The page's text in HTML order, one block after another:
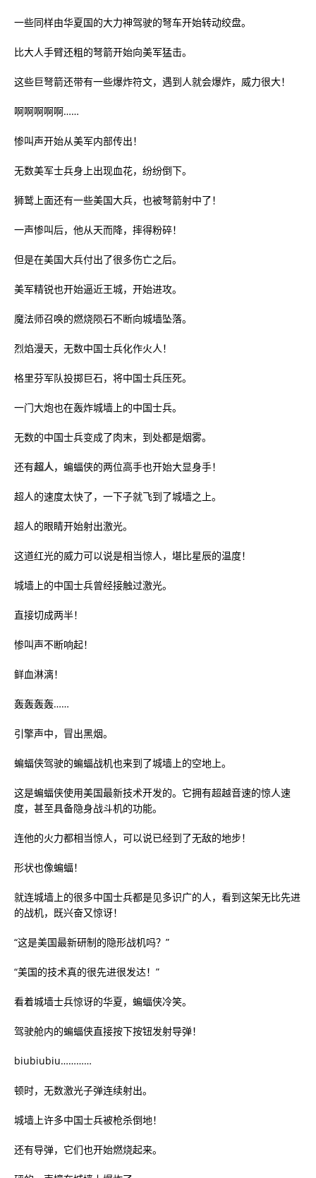
一些同样由华夏国的大力神驾驶的弩车开始转动绞盘。
比大人手臂还粗的弩箭开始向美军猛击。
这些巨弩箭还带有一些爆炸符文，遇到人就会爆炸，威力很大！
啊啊啊啊啊……
惨叫声开始从美军内部传出！
无数美军士兵身上出现血花，纷纷倒下。
狮鹫上面还有一些美国大兵，也被弩箭射中了！
一声惨叫后，他从天而降，摔得粉碎！
但是在美国大兵付出了很多伤亡之后。
美军精锐也开始逼近王城，开始进攻。
魔法师召唤的燃烧陨石不断向城墙坠落。
烈焰漫天，无数中国士兵化作火人！
格里芬军队投掷巨石，将中国士兵压死。
一门大炮也在轰炸城墙上的中国士兵。
无数的中国士兵变成了肉末，到处都是烟雾。
还有超人，蝙蝠侠的两位高手也开始大显身手！
超人的速度太快了，一下子就飞到了城墙之上。
超人的眼睛开始射出激光。
这道红光的威力可以说是相当惊人，堪比星辰的温度！
城墙上的中国士兵曾经接触过激光。
直接切成两半！
惨叫声不断响起！
鲜血淋漓！
轰轰轰轰……
引擎声中，冒出黑烟。
蝙蝠侠驾驶的蝙蝠战机也来到了城墙上的空地上。
这是蝙蝠侠使用美国最新技术开发的。它拥有超越音速的惊人速
度，甚至具备隐身战斗机的功能。
连他的火力都相当惊人，可以说已经到了无敌的地步！
形状也像蝙蝠！
就连城墙上的很多中国士兵都是见多识广的人，看到这架无比先进
的战机，既兴奋又惊讶！
“这是美国最新研制的隐形战机吗？”
“美国的技术真的很先进很发达！”
看着城墙士兵惊讶的华夏，蝙蝠侠冷笑。
驾驶舱内的蝙蝠侠直接按下按钮发射导弹！
biubiubiu…………
顿时，无数激光子弹连续射出。
城墙上许多中国士兵被枪杀倒地！
还有导弹，它们也开始燃烧起来。